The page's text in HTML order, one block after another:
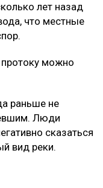
лет назад
что местные
можно
раньше не
Люди
сказаться
вид реки.